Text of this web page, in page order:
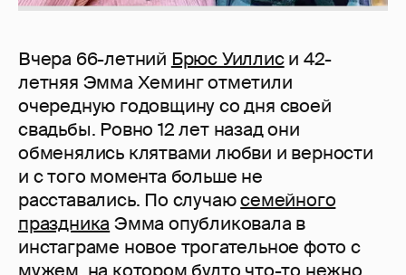
Вчера 66-летний Брюс Уиллиси 42-
летняя Эмма Хеминг отметили
очередную годовщину со дня своей
свадьбы. Ровно 12 лет назад они
обменялись клятвами любви и верности
и с того момента больше не
расставались. По случаюсемейного
праздника Эмма опубликовала в
инстаграме новое трогательное фото с